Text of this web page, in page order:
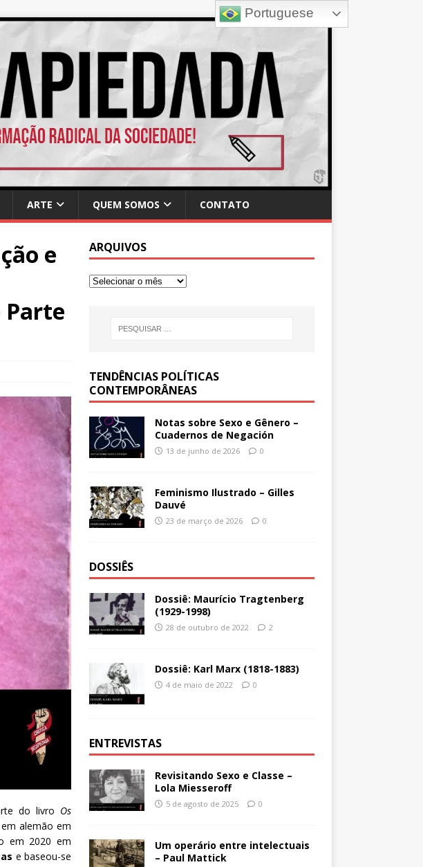
ARTE QUEM SOMOS CONTATO
e
Parte
do livro Os
alemão em
em 2020 em
e baseou-se
ARQUIVOS
TENDÊNCIAS POLÍTICAS
CONTEMPORÂNEAS
Notas sobre Sexo e Gênero –
Cuadernos de Negación
13 de junho de 2026 0
Feminismo Ilustrado – Gilles
Dauvé
23 de março de 2026 0
DOSSIÊS
Dossiê: Maurício Tragtenberg
(1929-1998)
28 de outubro de 2022 2
Dossiê: Karl Marx (1818-1883)
4 de maio de 2022 0
ENTREVISTAS
Revisitando Sexo e Classe –
Lola Miesseroff
5 de agosto de 2025 0
Um operário entre intelectuais
– Paul Mattick
Portuguese